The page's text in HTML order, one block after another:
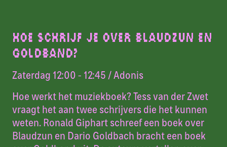
HOE SCHRIJF JE OVER BLAUDZUN EN
GOLDBAND?
Zaterdag 12:00 - 12:45 / Adonis
Hoe werkt het muziekboek? Tess van der Zwet
vraagt het aan twee schrijvers die het kunnen
weten. Ronald Giphart schreef een boek over
Blaudzun en Dario Goldbach bracht een boek